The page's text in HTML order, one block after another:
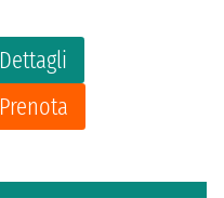
Dettagli
Prenota